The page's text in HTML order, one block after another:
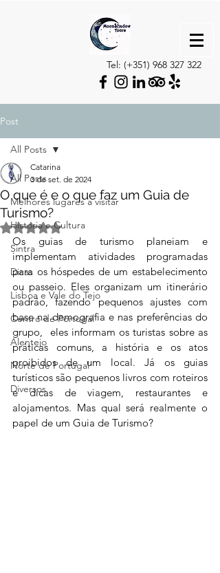
Tel: (+351) 968 327 322
Post
All Posts
Melhores lugares a visitar
Historia e Cultura
Sintra
Dicas
Lisboa e Vale do Tejo
Centro de Portugal
Alentejo
Norte de Portugal
Diversos
All Posts
O que é e o que faz um Guia de
Turismo?
Catarina
3 de set. de 2024
Avaliado com NaN de 5 estrelas.
Os guias de turismo planeiam e
implementam atividades programadas
para os hóspedes de um estabelecimento
ou passeio. Eles organizam um itinerário
padrão, fazendo pequenos ajustes com
base na demografia e nas preferências do
grupo,  eles informam os turistas sobre as
práticas comuns, a história e os atos
proibidos de um local. Já os guias
turísticos são pequenos livros com roteiros
e dicas de viagem, restaurantes e
alojamentos. Mas qual será realmente o
papel de um Guia de Turismo?